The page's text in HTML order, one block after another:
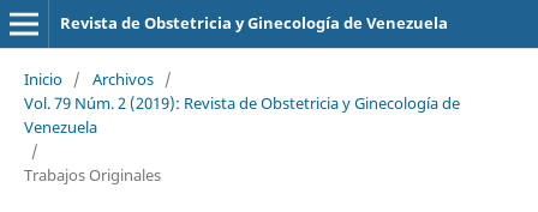
Revista de Obstetricia y Ginecología de Venezuela
Inicio / Archivos /
Vol. 79 Núm. 2 (2019): Revista de Obstetricia y Ginecología de
Venezuela
/
Trabajos Originales